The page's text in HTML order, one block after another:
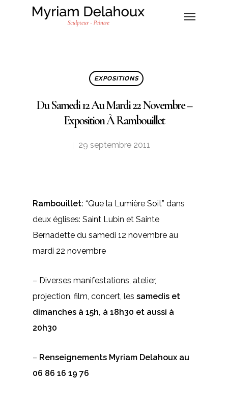
EXPOSITIONS
Du Samedi 12 Au Mardi 22 Novembre –
Exposition À Rambouillet
29 septembre 2011
Rambouillet: “Que la Lumière Soit” dans
deux églises: Saint Lubin et Sainte
Bernadette du samedi 12 novembre au
mardi 22 novembre
– Diverses manifestations, atelier,
projection, film, concert, les samedis et
dimanches à 15h, à 18h30 et aussi à
20h30
– Renseignements Myriam Delahoux au
06 86 16 19 76